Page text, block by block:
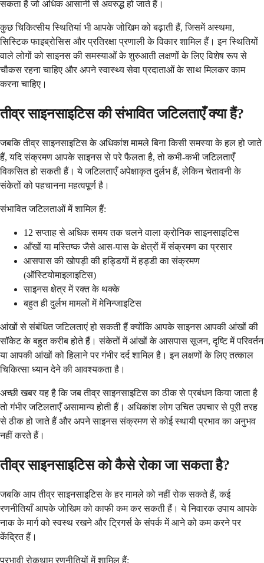
सकता है जो अधिक आसानी से अवरुद्ध हो जाते हैं।
कुछ चिकित्सीय स्थितियां भी आपके जोखिम को बढ़ाती हैं, जिसमें अस्थमा,
सिस्टिक फाइब्रोसिस और प्रतिरक्षा प्रणाली के विकार शामिल हैं। इन स्थितियों
वाले लोगों को साइनस की समस्याओं के शुरुआती लक्षणों के लिए विशेष रूप से
चौकस रहना चाहिए और अपने स्वास्थ्य सेवा प्रदाताओं के साथ मिलकर काम
करना चाहिए।
तीव्र साइनसाइटिस की संभावित जटिलताएँ क्या हैं?
जबकि तीव्र साइनसाइटिस के अधिकांश मामले बिना किसी समस्या के हल हो जाते
हैं, यदि संक्रमण आपके साइनस से परे फैलता है, तो कभी-कभी जटिलताएँ
विकसित हो सकती हैं। ये जटिलताएँ अपेक्षाकृत दुर्लभ हैं, लेकिन चेतावनी के
संकेतों को पहचानना महत्वपूर्ण है।
संभावित जटिलताओं में शामिल हैं:
12 सप्ताह से अधिक समय तक चलने वाला क्रोनिक साइनसाइटिस
आँखों या मस्तिष्क जैसे आस-पास के क्षेत्रों में संक्रमण का प्रसार
आसपास की खोपड़ी की हड्डियों में हड्डी का संक्रमण
(ऑस्टियोमाइलाइटिस)
साइनस क्षेत्र में रक्त के थक्के
बहुत ही दुर्लभ मामलों में मेनिन्जाइटिस
आंखों से संबंधित जटिलताएं हो सकती हैं क्योंकि आपके साइनस आपकी आंखों की
सॉकेट के बहुत करीब होते हैं। संकेतों में आंखों के आसपास सूजन, दृष्टि में परिवर्तन
या आपकी आंखों को हिलाने पर गंभीर दर्द शामिल है। इन लक्षणों के लिए तत्काल
चिकित्सा ध्यान देने की आवश्यकता है।
अच्छी खबर यह है कि जब तीव्र साइनसाइटिस का ठीक से प्रबंधन किया जाता है
तो गंभीर जटिलताएँ असामान्य होती हैं। अधिकांश लोग उचित उपचार से पूरी तरह
से ठीक हो जाते हैं और अपने साइनस संक्रमण से कोई स्थायी प्रभाव का अनुभव
नहीं करते हैं।
तीव्र साइनसाइटिस को कैसे रोका जा सकता है?
जबकि आप तीव्र साइनसाइटिस के हर मामले को नहीं रोक सकते हैं, कई
रणनीतियाँ आपके जोखिम को काफी कम कर सकती हैं। ये निवारक उपाय आपके
नाक के मार्ग को स्वस्थ रखने और ट्रिगर्स के संपर्क में आने को कम करने पर
केंद्रित हैं।
प्रभावी रोकथाम रणनीतियों में शामिल हैं: